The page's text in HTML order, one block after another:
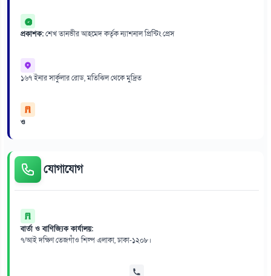
প্রকাশক:শেখ তানভীর আহমেদ কর্তৃক ন্যাশনাল প্রিন্টিং প্রেস
১৬৭ ইনার সার্কুলার রোড, মতিঝিল থেকে মুদ্রিত
ও
যোগাযোগ
বার্তা ও বাণিজ্যিক কার্যালয়:
৭/আই দক্ষিণ তেজগাঁও শিল্প এলাকা, ঢাকা-১২০৮।